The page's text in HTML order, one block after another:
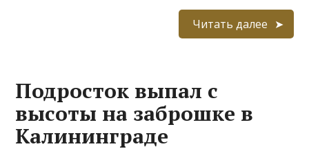
Читать далее
Подросток выпал с
высоты на заброшке в
Калининграде